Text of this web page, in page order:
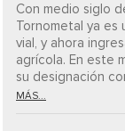
Con medio siglo
Tornometal ya
vial, y ahora
agrícola. En este
su designación
MÁS...